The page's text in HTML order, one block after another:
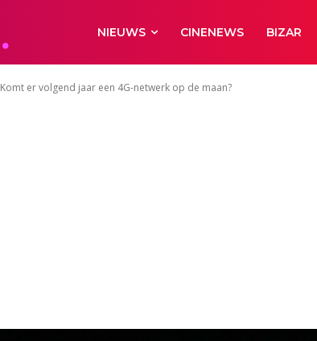
NIEUWS CINENEWS BIZAR
Komt er volgend jaar een 4G-netwerk op de maan?